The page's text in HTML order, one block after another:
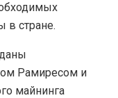
в стране.
Рамиресом и
майнинга